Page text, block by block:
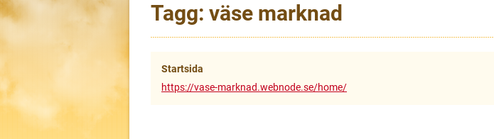
Tagg: väse marknad
Startsida
https://vase-marknad.webnode.se/home/